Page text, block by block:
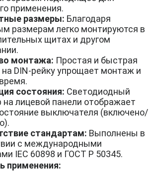
применения.
размеры: Благодаря
размерам легко монтируются в
щитах и другом
монтажа: Простая и быстрая
на DIN-рейку упрощает монтаж и
состояния: Светодиодный
на лицевой панели отображает
выключателя (включено/
стандартам: Выполнены в
с международными
IEC 60898 и ГОСТ Р 50345.
применения: